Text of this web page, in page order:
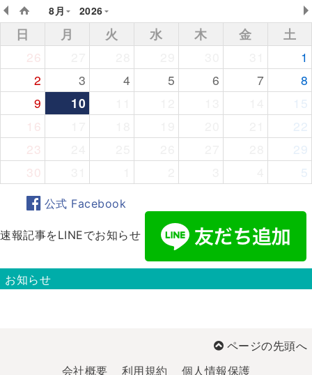
8月
2026
日 月 火 水 木 金
土
26
1
2
3 4 5 6 7
8
9
10
15
16
22
23
29
30
5
公式 Facebook
速報記事をLINEでお知らせ
お知らせ
ページの先頭へ
会社概要
利用規約 個人情報保護